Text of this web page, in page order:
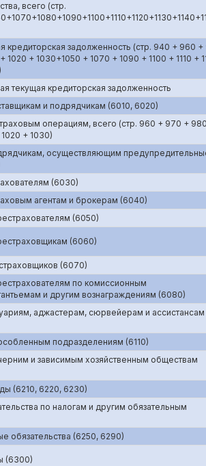
всего (стр.
кредиторская задолженность (стр. 940 + 960
+ 1030+1050 + 1070 + 1090 + 1100 + 1110 +
текущая кредиторская задолженность
и подрядчикам (6010, 6020)
операциям, всего (стр. 960 + 970 +
+ 1030)
осуществляющим
(6030)
агентам и брокерам (6040)
(6050)
(6060)
(6070)
по комиссионным
и другим вознаграждениям (6080)
аджастерам, сюрвейерам и ассистансам
подразделениям (6110)
и зависимым хозяйственным обществам
(6210, 6220, 6230)
по налогам и другим обязательным
обязательства (6250, 6290)
(6300)